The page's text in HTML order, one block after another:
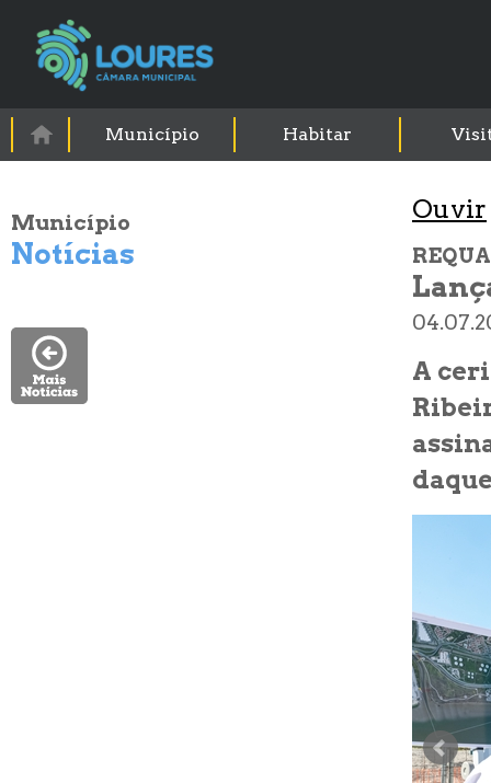
Município Habitar
Município
Notícias